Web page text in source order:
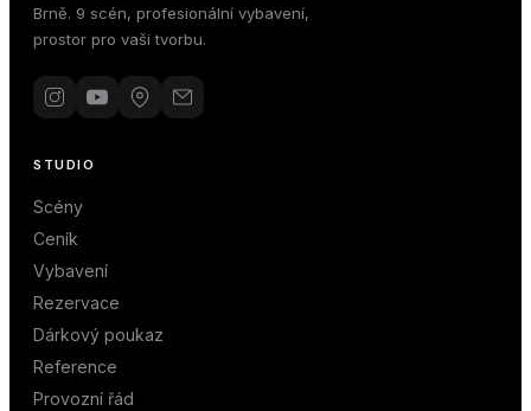
Brně. 9 scén, profesionální vybavení,
prostor pro vaši tvorbu.
STUDIO
Scény
Ceník
Vybavení
Rezervace
Dárkový poukaz
Reference
Provozní řád